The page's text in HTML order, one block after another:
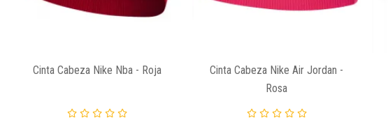
Cinta Cabeza Nike Nba - Roja
Cinta Cabeza Nike Air Jordan -
Rosa